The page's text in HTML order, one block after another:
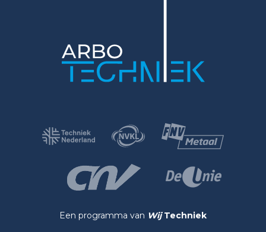
Een programma van Wij Techniek